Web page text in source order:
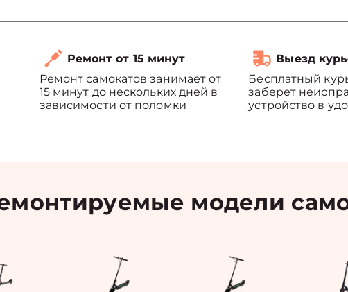
Ремонт от 15 минут
Ремонт самокатов занимает от
15 минут до нескольких дней в
зависимости от поломки
Выезд
Бесплатный
заберет
устройство в
модели